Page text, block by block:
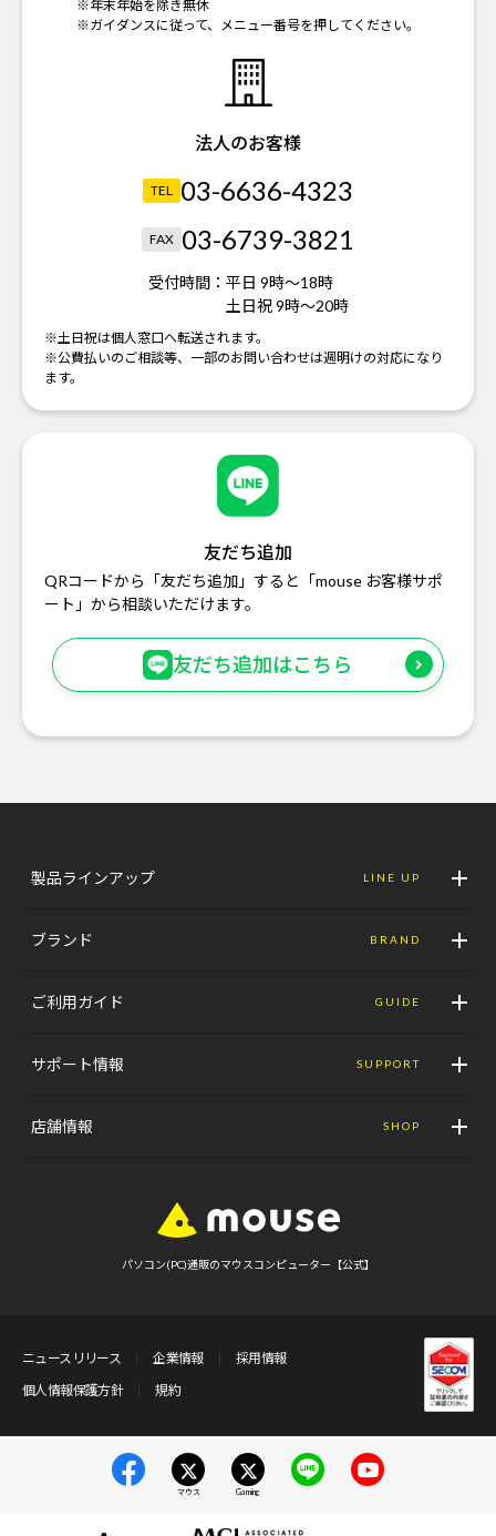
※年末年始を除き無休
※ガイダンスに従って、メニュー番号を押してください。
法人のお客様
TEL 03-6636-4323
FAX 03-6739-3821
受付時間： 平日 9時～18時
土日祝 9時～20時
※土日祝は個人窓口へ転送されます。
※公費払いのご相談等、一部のお問い合わせは週明けの対応になり
ます。
友だち追加
QRコードから「友だち追加」すると「mouse お客様サポ
ート」から相談いただけます。
友だち追加はこちら
製品ラインアップ LINE UP
ブランド BRAND
ご利用ガイド GUIDE
サポート情報 SUPPORT
店舗情報 SHOP
パソコン(PC)通販のマウスコンピューター【公式】
ニュースリリース 企業情報
採用情報
個人情報保護方針
規約
マウス Gaming